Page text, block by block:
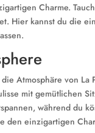
Charme.
Hier kannst du die
Atmosphäre von
mit gemütlichen
während du
den einzigartigen